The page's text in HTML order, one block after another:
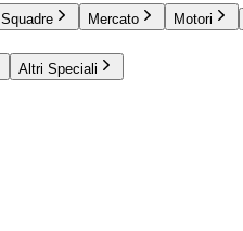
Squadre Mercato Motori
Altri Speciali